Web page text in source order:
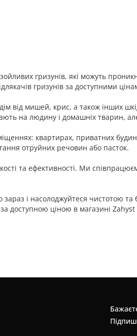
гризунів, які можуть
гризунів за доступними
від мишей, крис, а також інших
на людину і домашніх тварин,
квартирах, приватних
отруйних речовин або пасток.
та ефективності. Ми
і насолоджуйтеся чистотою та
доступною ціною в магазині Zahyst